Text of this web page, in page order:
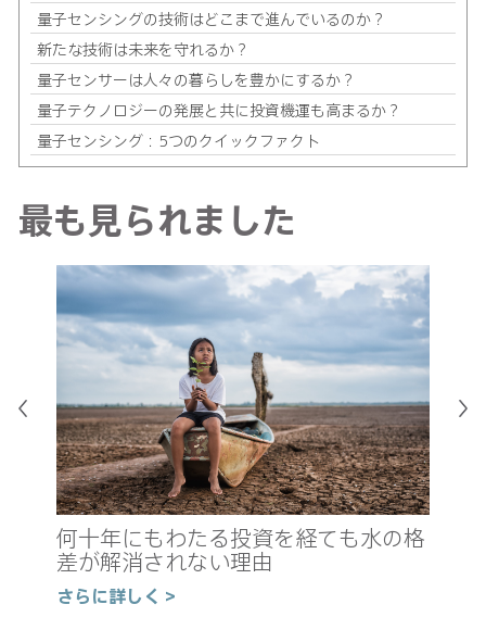
量子センシングの技術はどこまで進んでいるのか？
新たな技術は未来を守れるか？
量子センサーは人々の暮らしを豊かにするか？
量子テクノロジーの発展と共に投資機運も高まるか？
量子センシング：5つのクイックファクト
最も見られました
何十年にもわたる投資を経ても水の格
差が解消されない理由
さらに詳しく >